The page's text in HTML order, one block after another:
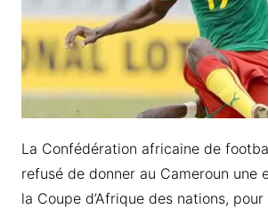
La Confédération africaine de
refusé de donner au Cameroun une
la Coupe d’Afrique des nations, pour